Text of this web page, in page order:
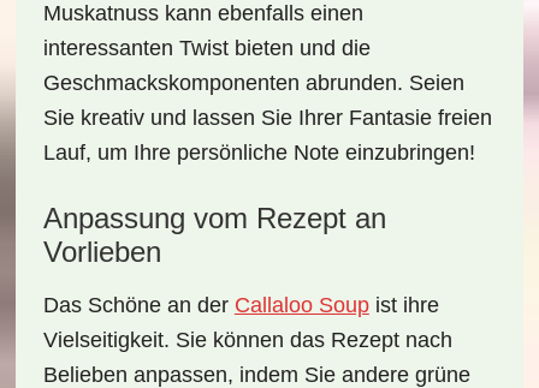
Muskatnuss kann ebenfalls einen
interessanten Twist bieten und die
Geschmackskomponenten abrunden. Seien
Sie kreativ und lassen Sie Ihrer Fantasie freien
Lauf, um Ihre persönliche Note einzubringen!
Anpassung vom Rezept an
Vorlieben
Das Schöne an der Callaloo Soupist ihre
Vielseitigkeit. Sie können das Rezept nach
Belieben anpassen, indem Sie andere grüne